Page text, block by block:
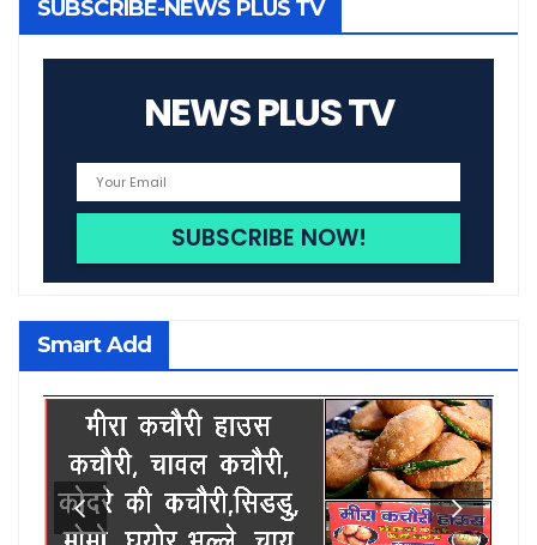
SUBSCRIBE-NEWS PLUS TV
NEWS PLUS TV
Smart Add